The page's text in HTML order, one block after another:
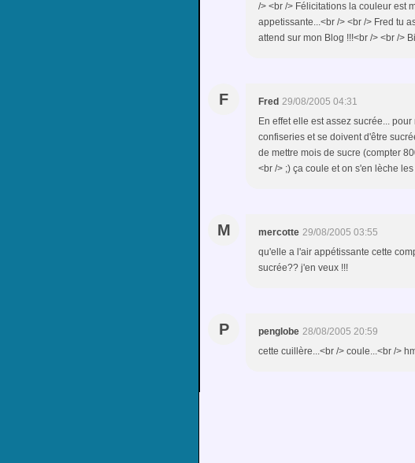
/> <br /> Félicitations la couleur est
appetissante...<br /> <br /> Fred tu
attend sur mon Blog !!!<br /> <br />
F Fred 29/08/2005 04:31
En effet elle est assez sucrée...
confiseries et se doivent d'être
de mettre mois de sucre (compter
<br /> ;) ça coule et on s'en lèche
M mercotte 29/08/2005 03:55
qu'elle a l'air appétissante cette
sucrée?? j'en veux !!!
P penglobe 28/08/2005 20:59
cette cuillère...<br /> coule...<br />